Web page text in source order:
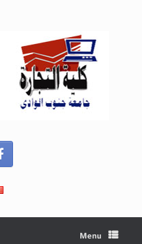
Menu